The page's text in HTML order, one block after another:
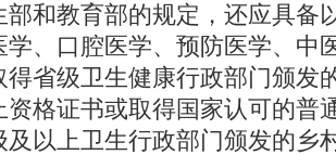
部和教育部的规定，还应具备
、口腔医学、预防医学、中
得省级卫生健康行政部门颁发
资格证书或取得国家认可的普
及以上卫生行政部门颁发的乡